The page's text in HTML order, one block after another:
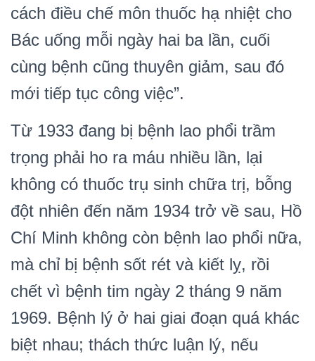
cách điều chế môn thuốc hạ nhiệt cho
Bác uống mỗi ngày hai ba lần, cuối
cùng bệnh cũng thuyên giảm, sau đó
mới tiếp tục công việc”.
Từ 1933 đang bị bệnh lao phổi trầm
trọng phải ho ra máu nhiều lần, lại
không có thuốc trụ sinh chữa trị, bỗng
đột nhiên đến năm 1934 trở về sau, Hồ
Chí Minh không còn bệnh lao phổi nữa,
mà chỉ bị bệnh sốt rét và kiết lỵ, rồi
chết vì bệnh tim ngày 2 tháng 9 năm
1969. Bệnh lý ở hai giai đoạn quá khác
biệt nhau; thách thức luận lý, nếu